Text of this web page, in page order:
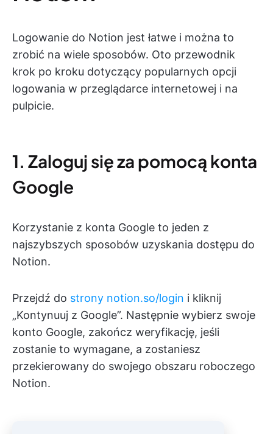
Logowanie do Notion jest łatwe i można to
zrobić na wiele sposobów. Oto przewodnik
krok po kroku dotyczący popularnych opcji
logowania w przeglądarce internetowej i na
pulpicie.
1. Zaloguj się za pomocą konta
Google
Korzystanie z konta Google to jeden z
najszybszych sposobów uzyskania dostępu do
Notion.
Przejdź do strony notion.so/login i kliknij
„Kontynuuj z Google”. Następnie wybierz swoje
konto Google, zakończ weryfikację, jeśli
zostanie to wymagane, a zostaniesz
przekierowany do swojego obszaru roboczego
Notion.